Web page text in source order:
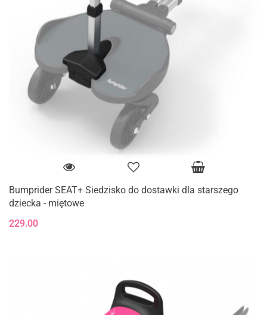
Bumprider SEAT+ Siedzisko do dostawki dla starszego
dziecka - miętowe
229.00